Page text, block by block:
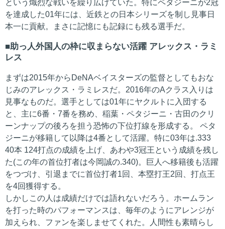
という熾烈な戦いを繰り広げていた。特にペタジーニが2冠
を達成した01年には、近鉄との日本シリーズを制し見事日
本一に貢献。まさに記憶にも記録にも残る選手だ。
助っ人外国人の枠に収まらない活躍 アレックス・ラミ
レス
まずは2015年からDeNAベイスターズの監督としてもおな
じみのアレックス・ラミレスだ。2016年のAクラス入りは
見事なものだ。選手としては01年にヤクルトに入団する
と、主に6番・7番を務め、稲葉・ペタジーニ・古田のクリ
ーンナップの後ろを担う恐怖の下位打線を形成する。 ペタ
ジーニが移籍して以降は4番として活躍。特に03年は.333
40本 124打点の成績を上げ、あわや3冠王という成績を残し
た(この年の首位打者は今岡誠の.340)。巨人へ移籍後も活躍
をつづけ、引退までに首位打者1回、本塁打王2回、打点王
を4回獲得する。
しかしこの人は成績だけでは語れないだろう。ホームラン
を打った時のパフォーマンスは、毎年のようにアレンジが
加えられ、ファンを楽しませてくれた。人間性も素晴らし